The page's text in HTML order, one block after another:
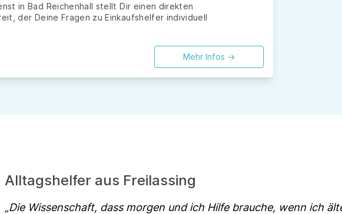
in Bad Reichenhall stellt Dir einen direkten
der Deine Fragen zu Einkaufshelfer individuell
Mehr Infos ->
Alltagshelfer aus Freilassing
Die Wissenschaft, dass morgen und ich Hilfe brauche, wenn ich